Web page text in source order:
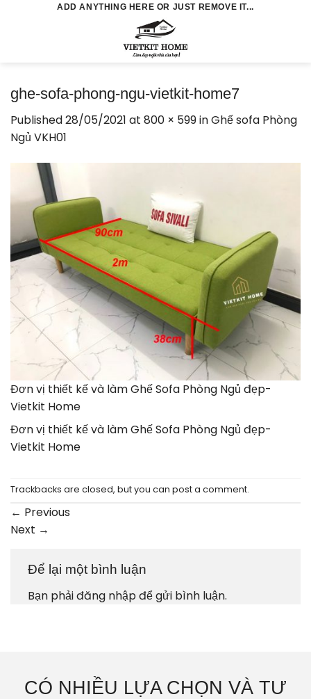
ADD ANYTHING HERE OR JUST REMOVE IT...
ghe-sofa-phong-ngu-vietkit-home7
Published28/05/2021 at 800 × 599inGhế sofa Phòng
Ngủ VKH01
Đơn vị thiết kế và làm Ghế Sofa Phòng Ngủ đẹp-
Vietkit Home
Đơn vị thiết kế và làm Ghế Sofa Phòng Ngủ đẹp-
Vietkit Home
Trackbacks are closed, but you can post a comment.
← Previous
Next →
Để lại một bình luận
Bạn phảiđăng nhậpđể gửi bình luận.
CÓ NHIỀU LỰA CHỌN VÀ TƯ